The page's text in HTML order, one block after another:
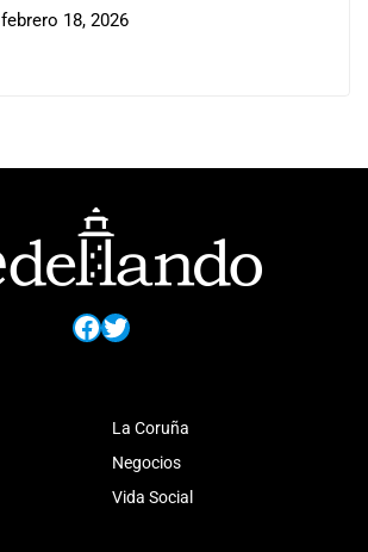
febrero 18, 2026
Facebook
Twitter
La Coruña
Negocios
Vida Social